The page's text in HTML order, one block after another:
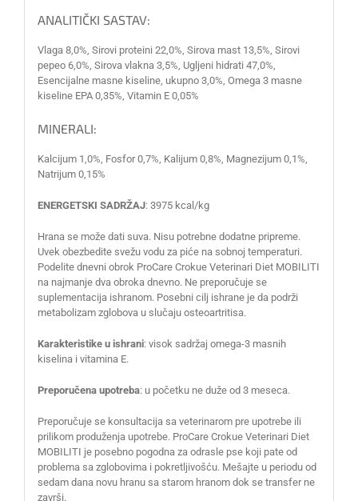
ANALITIČKI SASTAV:
Vlaga 8,0%, Sirovi proteini 22,0%, Sirova mast 13,5%, Sirovi
pepeo 6,0%, Sirova vlakna 3,5%, Ugljeni hidrati 47,0%,
Esencijalne masne kiseline, ukupno 3,0%, Omega 3 masne
kiseline EPA 0,35%, Vitamin E 0,05%
MINERALI:
Kalcijum 1,0%, Fosfor 0,7%, Kalijum 0,8%, Magnezijum 0,1%,
Natrijum 0,15%
ENERGETSKI SADRŽAJ: 3975 kcal/kg
Hrana se može dati suva. Nisu potrebne dodatne pripreme.
Uvek obezbedite svežu vodu za piće na sobnoj temperaturi.
Podelite dnevni obrok ProCare Crokue Veterinari Diet MOBILITI
na najmanje dva obroka dnevno. Ne preporučuje se
suplementacija ishranom. Posebni cilj ishrane je da podrži
metabolizam zglobova u slučaju osteoartritisa.
Karakteristike u ishrani: visok sadržaj omega-3 masnih
kiselina i vitamina E.
Preporučena upotreba: u početku ne duže od 3 meseca.
Preporučuje se konsultacija sa veterinarom pre upotrebe ili
prilikom produženja upotrebe. ProCare Crokue Veterinari Diet
MOBILITI je posebno pogodna za odrasle pse koji pate od
problema sa zglobovima i pokretljivošću. Mešajte u periodu od
sedam dana novu hranu sa starom hranom dok se transfer ne
završi.